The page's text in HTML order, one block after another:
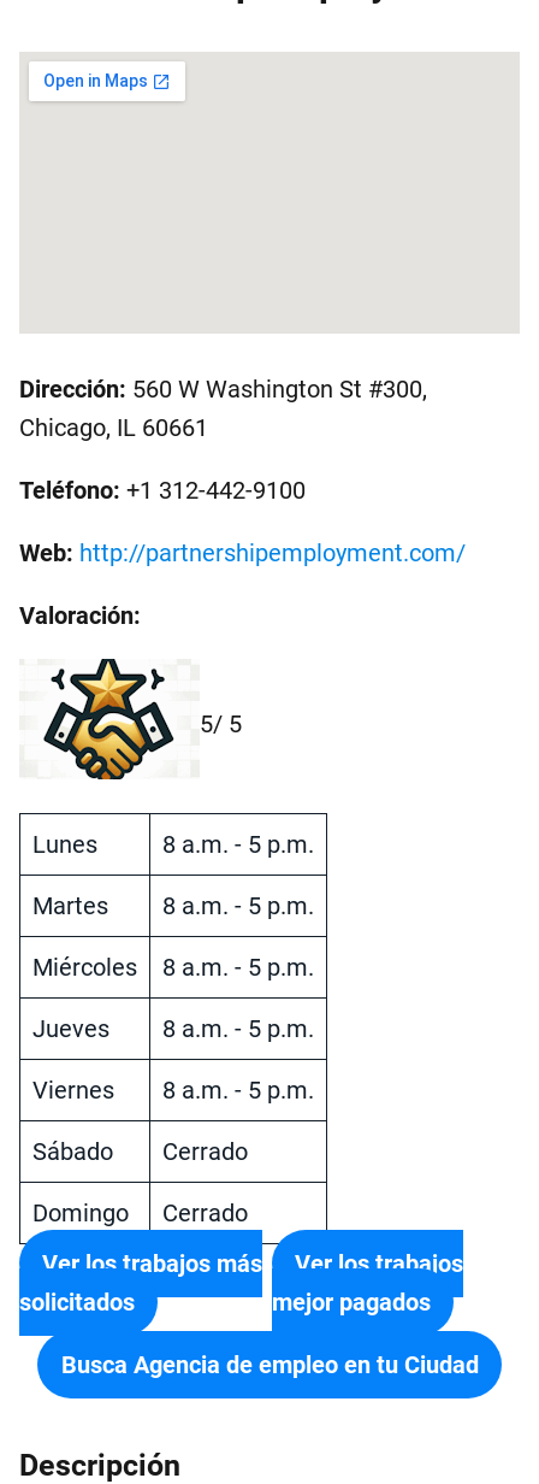
Dirección: 560 W Washington St #300,
Chicago, IL 60661
Teléfono: +1 312-442-9100
Web: http://partnershipemployment.com/
Valoración:
5/ 5
Lunes 8 a.m. - 5 p.m.
Martes 8 a.m. - 5 p.m.
Miércoles 8 a.m. - 5 p.m.
Jueves 8 a.m. - 5 p.m.
Viernes 8 a.m. - 5 p.m.
Sábado Cerrado
Domingo
Cerrado
Ver los trabajos más
solicitados
Ver los trabajos
mejor pagados
Busca Agencia de empleo en tu Ciudad
Descripción